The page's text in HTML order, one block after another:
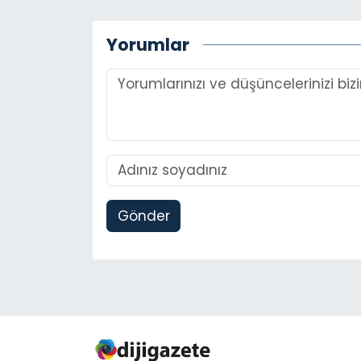
Yorumlar
Gönder